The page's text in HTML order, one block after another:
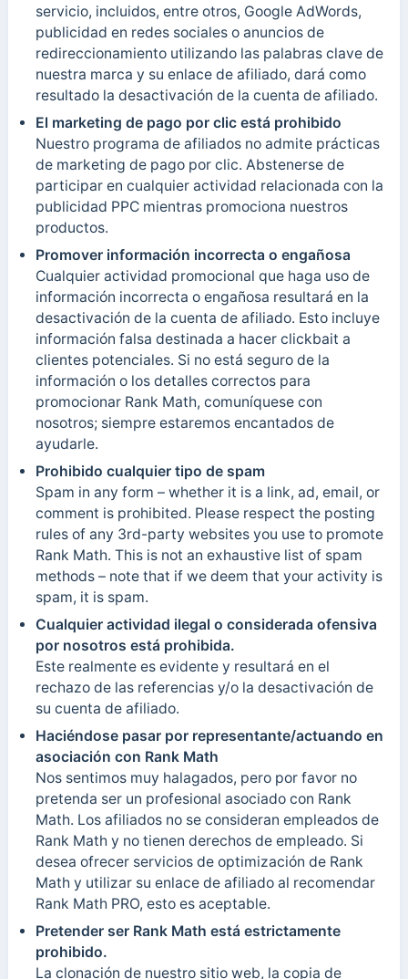
servicio, incluidos, entre otros, Google AdWords,
publicidad en redes sociales o anuncios de
redireccionamiento utilizando las palabras clave de
nuestra marca y su enlace de afiliado, dará como
resultado la desactivación de la cuenta de afiliado.
El marketing de pago por clic está prohibido
Nuestro programa de afiliados no admite prácticas
de marketing de pago por clic. Abstenerse de
participar en cualquier actividad relacionada con la
publicidad PPC mientras promociona nuestros
productos.
Promover información incorrecta o engañosa
Cualquier actividad promocional que haga uso de
información incorrecta o engañosa resultará en la
desactivación de la cuenta de afiliado. Esto incluye
información falsa destinada a hacer clickbait a
clientes potenciales. Si no está seguro de la
información o los detalles correctos para
promocionar Rank Math, comuníquese con
nosotros; siempre estaremos encantados de
ayudarle.
Prohibido cualquier tipo de spam
Spam in any form – whether it is a link, ad, email, or
comment is prohibited. Please respect the posting
rules of any 3rd-party websites you use to promote
Rank Math. This is not an exhaustive list of spam
methods – note that if we deem that your activity is
spam, it is spam.
Cualquier actividad ilegal o considerada ofensiva
por nosotros está prohibida.
Este realmente es evidente y resultará en el
rechazo de las referencias y/o la desactivación de
su cuenta de afiliado.
Haciéndose pasar por representante/actuando en
asociación con Rank Math
Nos sentimos muy halagados, pero por favor no
pretenda ser un profesional asociado con Rank
Math. Los afiliados no se consideran empleados de
Rank Math y no tienen derechos de empleado. Si
desea ofrecer servicios de optimización de Rank
Math y utilizar su enlace de afiliado al recomendar
Rank Math PRO, esto es aceptable.
Pretender ser Rank Math está estrictamente
prohibido.
La clonación de nuestro sitio web, la copia de